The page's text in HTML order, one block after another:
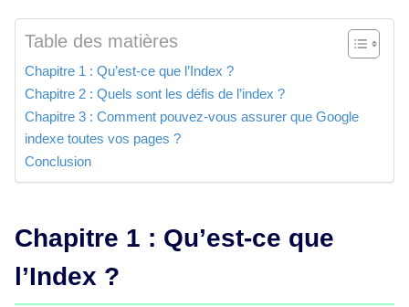
Table des matières
Chapitre 1 : Qu’est-ce que l’Index ?
Chapitre 2 : Quels sont les défis de l’index ?
Chapitre 3 : Comment pouvez-vous assurer que Google
indexe toutes vos pages ?
Conclusion
Chapitre 1 : Qu’est-ce que
l’Index ?